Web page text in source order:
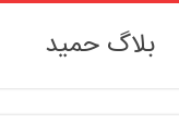
بلاگ حمید